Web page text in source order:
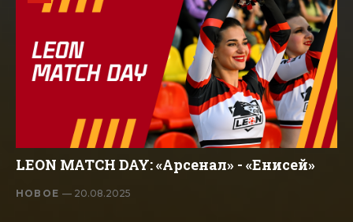
LEON MATCH DAY: «Арсенал» - «Енисей»
НОВОЕ— 20.08.2025